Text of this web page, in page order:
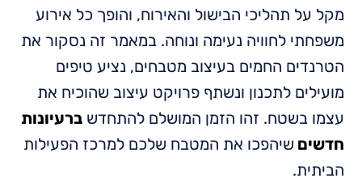
מקל על תהליכי הבישול והאירוח, והופך כל אירוע
משפחתי לחוויה נעימה ונוחה. במאמר זה נסקור את
הטרנדים החמים בעיצוב מטבחים, נציע טיפים
מועילים לתכנון ונשתף פרויקט עיצוב שהוכיח את
עצמו בשטח. זהו הזמן המושלם להתחדשברעיונות
חדשים שיהפכו את המטבח שלכם למרכז הפעילות
הביתית.